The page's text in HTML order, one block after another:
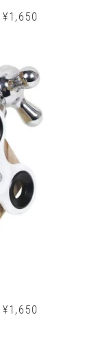
¥1,650
¥1,650